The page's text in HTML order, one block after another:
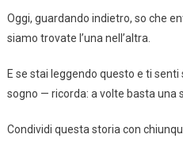
Oggi, guardando indietro, so che
siamo trovate l’una nell’altra.
E se stai leggendo questo e ti
sogno — ricorda: a volte basta una
Condividi questa storia con